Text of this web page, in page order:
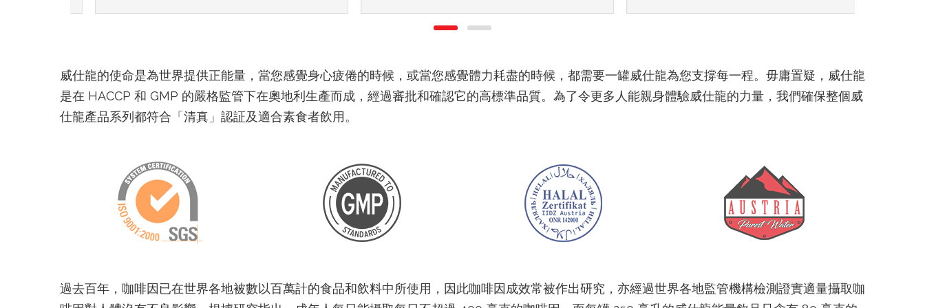
威仕龍的使命是為世界提供正能量，當您感覺身心疲倦的時候，或當您感覺體力耗盡的時候，都需要一罐威仕龍為您支撐每一程。毋庸置疑，威仕龍
是在 HACCP 和 GMP 的嚴格監管下在奧地利生產而成，經過審批和確認它的高標準品質。為了令更多人能親身體驗威仕龍的力量，我們確保整個威
仕龍產品系列都符合「清真」認証及適合素食者飲用。
過去百年，咖啡因已在世界各地被數以百萬計的食品和飲料中所使用，因此咖啡因成效常被作出研究，亦經過世界各地監管機構檢測證實適量攝取咖